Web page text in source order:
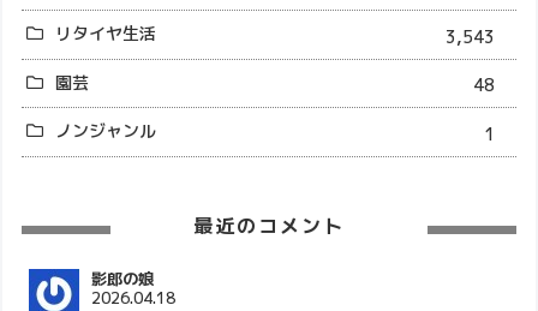
リタイヤ生活
3,543
園芸
48
ノンジャンル
1
最近のコメント
影郎の娘
2026.04.18